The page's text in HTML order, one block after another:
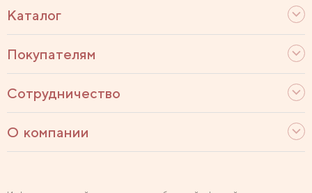
Каталог
Покупателям
Сотрудничество
О компании